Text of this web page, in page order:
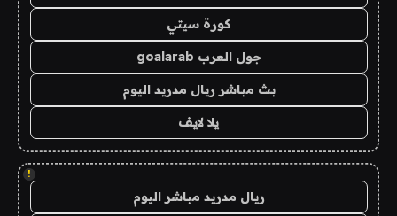
كورة سيتي
جول العرب goalarab
بث مباشر ريال مدريد اليوم
يلا لايف
!
ريال مدريد مباشر اليوم